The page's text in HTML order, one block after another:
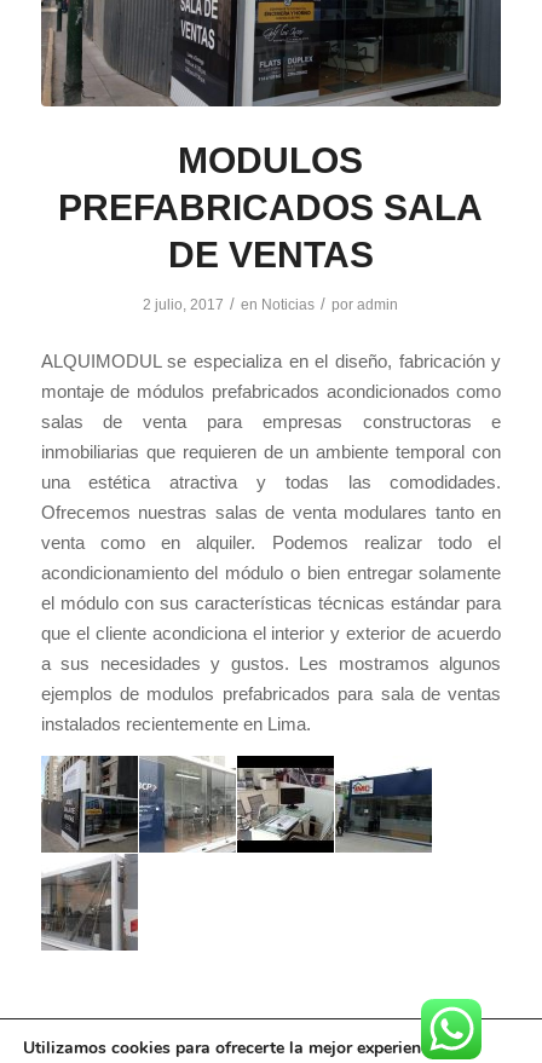
MODULOS
PREFABRICADOS SALA
DE VENTAS
2 julio, 2017 / en Noticias / poradmin
ALQUIMODUL se especializa en el diseño, fabricación y
montaje de módulos prefabricados acondicionados como
salas de venta para empresas constructoras e
inmobiliarias que requieren de un ambiente temporal con
una estética atractiva y todas las comodidades.
Ofrecemos nuestras salas de venta modulares tanto en
venta como en alquiler. Podemos realizar todo el
acondicionamiento del módulo o bien entregar solamente
el módulo con sus características técnicas estándar para
que el cliente acondiciona el interior y exterior de acuerdo
a sus necesidades y gustos. Les mostramos algunos
ejemplos de modulos prefabricados para sala de ventas
instalados recientemente en Lima.
Utilizamos cookies para ofrecerte la mejor experiencia en